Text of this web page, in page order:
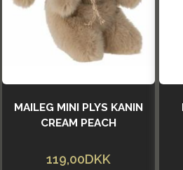
MAILEG MINI PLYS KANIN
CREAM PEACH
119,00DKK